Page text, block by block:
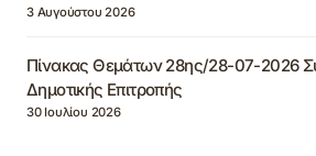
3 Αυγούστου 2026
Πίνακας Θεμάτων 28ης/28-07-2026
Δημοτικής Επιτροπής
30 Ιουλίου 2026